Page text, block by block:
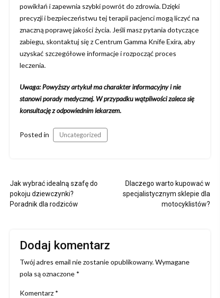
powikłań i zapewnia szybki powrót do zdrowia. Dzięki
precyzji i bezpieczeństwu tej terapii pacjenci mogą liczyć na
znaczną poprawę jakości życia. Jeśli masz pytania dotyczące
zabiegu, skontaktuj się z Centrum Gamma Knife Exira, aby
uzyskać szczegółowe informacje i rozpocząć proces
leczenia.
Uwaga: Powyższy artykuł ma charakter informacyjny i nie
stanowi porady medycznej. W przypadku wątpliwości zaleca się
konsultację z odpowiednim lekarzem.
Posted in Uncategorized
Nawigacja
wpisu
Jak wybrać idealną szafę do
pokoju dziewczynki?
Poradnik dla rodziców
Dlaczego warto kupować w
specjalistycznym sklepie dla
motocyklistów?
Dodaj komentarz
Twój adres email nie zostanie opublikowany.Wymagane
pola są oznaczone *
Komentarz *